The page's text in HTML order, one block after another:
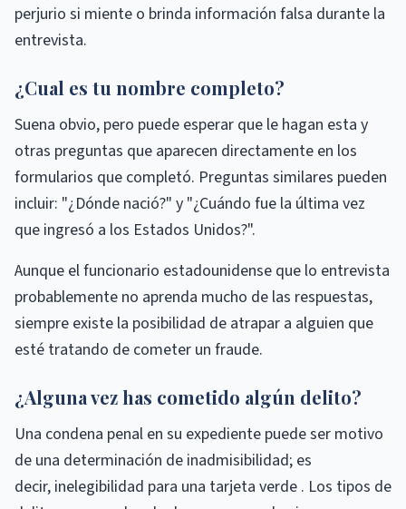
perjurio si miente o brinda información falsa durante la
entrevista.
¿Cual es tu nombre completo?
Suena obvio, pero puede esperar que le hagan esta y
otras preguntas que aparecen directamente en los
formularios que completó. Preguntas similares pueden
incluir: "¿Dónde nació?" y "¿Cuándo fue la última vez
que ingresó a los Estados Unidos?".
Aunque el funcionario estadounidense que lo entrevista
probablemente no aprenda mucho de las respuestas,
siempre existe la posibilidad de atrapar a alguien que
esté tratando de cometer un fraude.
¿Alguna vez has cometido algún delito?
Una condena penal en su expediente puede ser motivo
de una determinación de inadmisibilidad; es
decir, inelegibilidad para una tarjeta verde . Los tipos de